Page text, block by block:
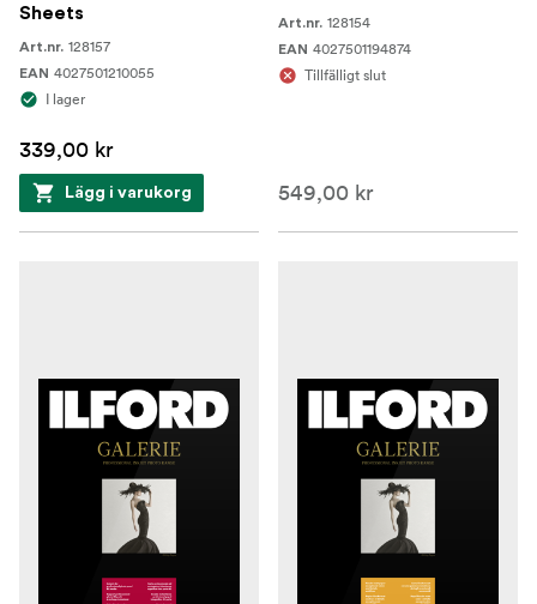
Sheets
Art.nr. 128157
EAN 4027501210055
I lager
339,00 kr
Lägg i varukorg
Art.nr. 128154
EAN 4027501194874
Tillfälligt slut
549,00 kr